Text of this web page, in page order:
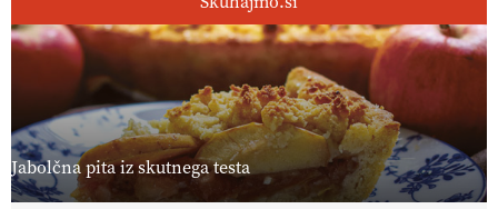
Jabolčna pita iz skutnega testa